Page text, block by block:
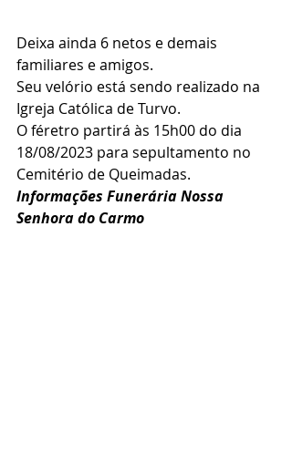
Deixa ainda 6 netos e demais
familiares e amigos.
Seu velório está sendo realizado na
Igreja Católica de Turvo.
O féretro partirá às 15h00 do dia
18/08/2023 para sepultamento no
Cemitério de Queimadas.
Informações Funerária Nossa
Senhora do Carmo